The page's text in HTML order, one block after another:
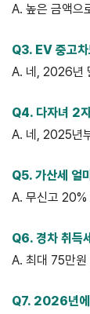
A. 높은 금액으
Q3. EV 중고
A. 네, 2026년
Q4. 다자녀 2
A. 네, 2025년
Q5. 가산세 얼
A. 무신고
Q6. 경차 취득
A. 최대 75만
Q7. 2026년에